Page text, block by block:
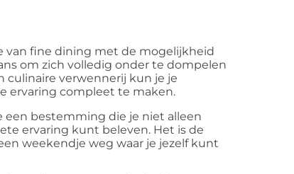
van fine dining met de mogelijkheid
om zich volledig onder te dompelen
culinaire verwennerij kun je je
ervaring compleet te maken.
bestemming die je niet alleen
ervaring kunt beleven. Het is de
weekendje weg waar je jezelf kunt